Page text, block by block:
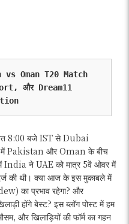
Oman T20 Match
और Dream11
8:00 बजे IST से Dubai
और Oman के बीच
में India ने UAE को मात्र 5वें ओवर में
की थी। क्या आज के इस मुकाबले में
का प्रभाव रहेगा? और
होंगे बेस्ट? इस ब्लॉग पोस्ट में हम
और खिलाड़ियों की फॉर्म का गहन